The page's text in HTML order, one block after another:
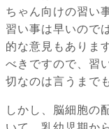
ちゃん向けの習い
習い事は早いので
的な意見もありま
べきですので、習
切なのは言うまで
しかし、脳細胞の